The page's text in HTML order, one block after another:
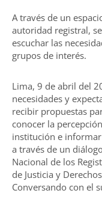
A través de un
autoridad registral,
escuchar las
grupos de interés.
Lima, 9 de abril del
necesidades y
recibir propuestas
conocer la
institución e
a través de un
Nacional de los
de Justicia y
Conversando con el